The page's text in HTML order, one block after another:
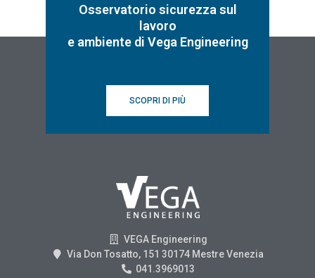
Osservatorio sicurezza sul
lavoro
e ambiente di Vega Engineering
SCOPRI DI PIÙ
VEGA Engineering
Via Don Tosatto, 151 30174 Mestre Venezia
041.3969013